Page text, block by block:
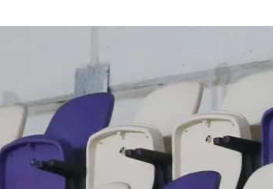
ליגה סינית
ליגות נוספות